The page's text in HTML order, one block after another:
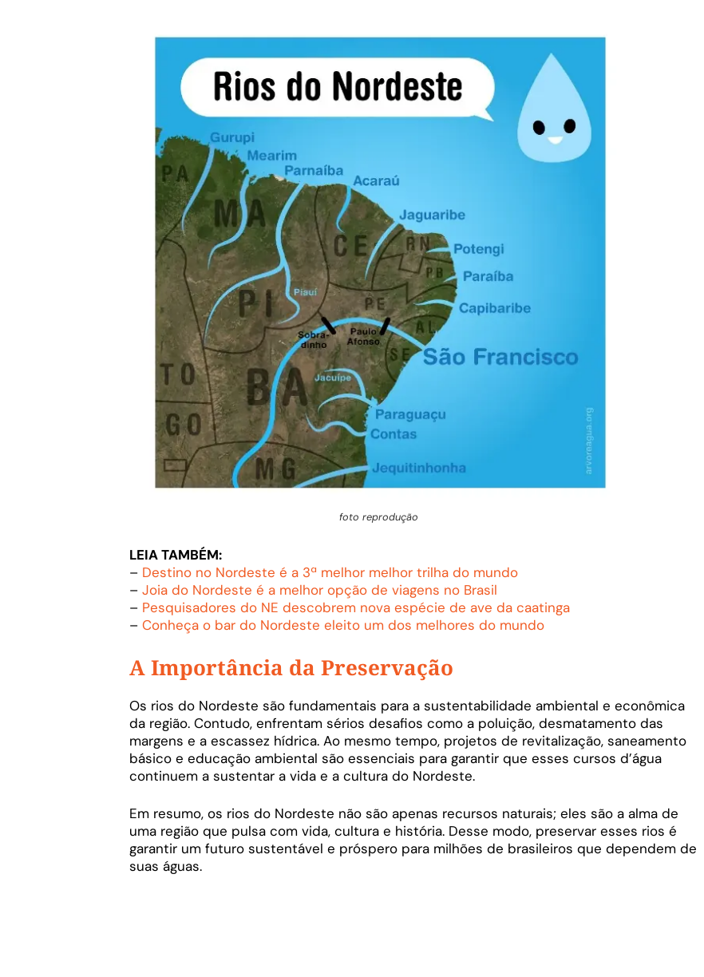
foto reprodução
LEIA TAMBÉM:
– Destino no Nordeste é a 3ª melhor melhor trilha do mundo
– Joia do Nordeste é a melhor opção de viagens no Brasil
– Pesquisadores do NE descobrem nova espécie de ave da caatinga
– Conheça o bar do Nordeste eleito um dos melhores do mundo
A Importância da Preservação
Os rios do Nordeste são fundamentais para a sustentabilidade ambiental e econômica
da região. Contudo, enfrentam sérios desafios como a poluição, desmatamento das
margens e a escassez hídrica. Ao mesmo tempo, projetos de revitalização, saneamento
básico e educação ambiental são essenciais para garantir que esses cursos d’água
continuem a sustentar a vida e a cultura do Nordeste.
Em resumo, os rios do Nordeste não são apenas recursos naturais; eles são a alma de
uma região que pulsa com vida, cultura e história. Desse modo, preservar esses rios é
garantir um futuro sustentável e próspero para milhões de brasileiros que dependem de
suas águas.